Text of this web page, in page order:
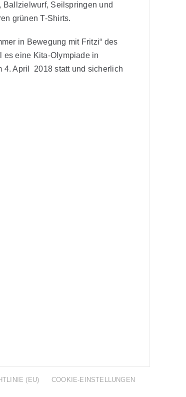
Seilspringen und
grünen T-Shirts.
in Bewegung mit Fritzi“ des
es eine Kita-Olympiade in
4. April 2018 statt und sicherlich
(EU) COOKIE-EINSTELLUNGEN